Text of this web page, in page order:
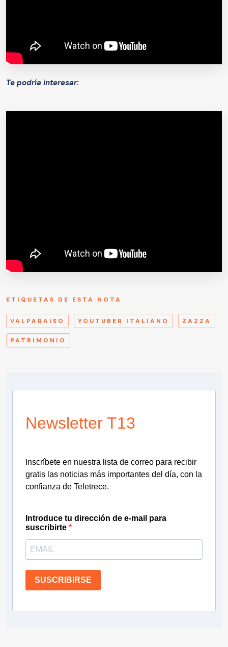
Te podría interesar:
ETIQUETAS DE ESTA NOTA
VALPARAISO YOUTUBER ITALIANO ZAZZA
PATRIMONIO
Newsletter T13
Inscríbete en nuestra lista de correo para recibir
gratis las noticias más importantes del día, con la
confianza de Teletrece.
Introduce tu dirección de e-mail para
suscribirte
SUSCRIBIRSE